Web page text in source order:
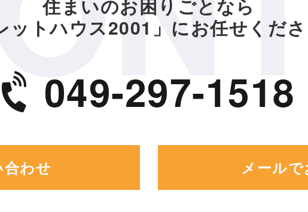
住まいのお困りごとなら
ットハウス2001」 にお任せくださ
049-297-1518
わせ メール